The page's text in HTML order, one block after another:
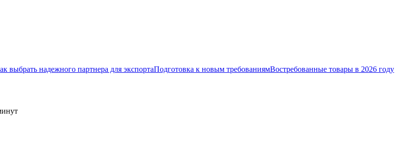
выбрать надежного партнера для экспортаПодготовка к новым требованиямВостребованные товары в 2026 году